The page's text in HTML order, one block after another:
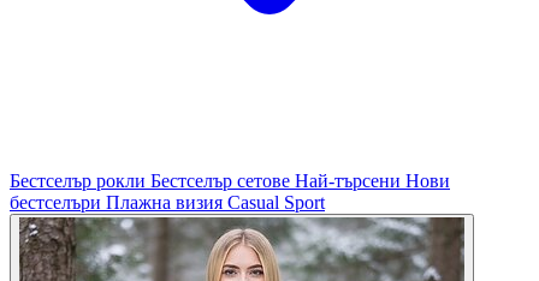
Бестселър рокли Бестселър сетове Най-търсени Нови
бестселъри Плажна визия Casual Sport